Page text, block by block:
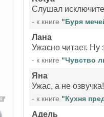
- к книге "Буря
Лана
- к книге "Чувство
Яна
- к книге "Кухня
Адель